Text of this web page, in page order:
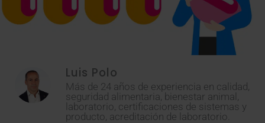
Luis Polo
Más de 24 años de experiencia en calidad,
seguridad alimentaria, bienestar animal,
laboratorio, certificaciones de sistemas y
producto, acreditación de laboratorio.